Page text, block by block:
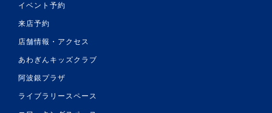
イベント予約
来店予約
店舗情報・アクセス
あわぎんキッズクラブ
阿波銀プラザ
ライブラリースペース